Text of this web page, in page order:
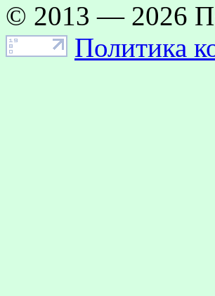
© 2013 — 2026
Политика